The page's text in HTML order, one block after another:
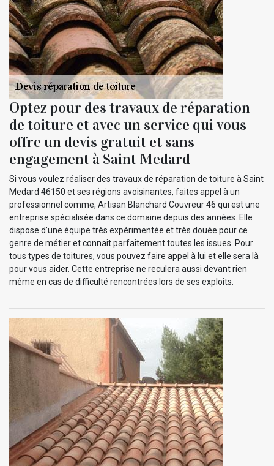
Optez pour des travaux de réparation
de toiture et avec un service qui vous
offre un devis gratuit et sans
engagement à Saint Medard
Si vous voulez réaliser des travaux de réparation de toiture à Saint
Medard 46150 et ses régions avoisinantes, faites appel à un
professionnel comme, Artisan Blanchard Couvreur 46 qui est une
entreprise spécialisée dans ce domaine depuis des années. Elle
dispose d’une équipe très expérimentée et très douée pour ce
genre de métier et connait parfaitement toutes les issues. Pour
tous types de toitures, vous pouvez faire appel à lui et elle sera là
pour vous aider. Cette entreprise ne reculera aussi devant rien
même en cas de difficulté rencontrées lors de ses exploits.